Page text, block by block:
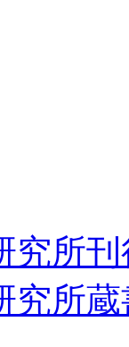
究所
究所